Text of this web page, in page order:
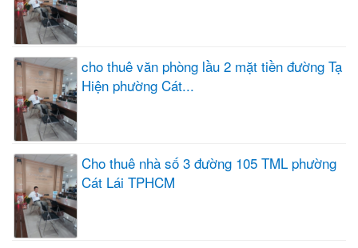
cho thuê văn phòng lầu 2 mặt tiền đường Tạ
Hiện phường Cát...
Cho thuê nhà số 3 đường 105 TML phường
Cát Lái TPHCM